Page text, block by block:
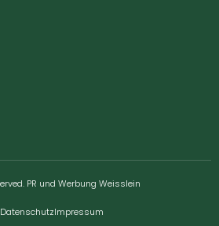
PR und Werbung Weisslein
DatenschutzImpressum